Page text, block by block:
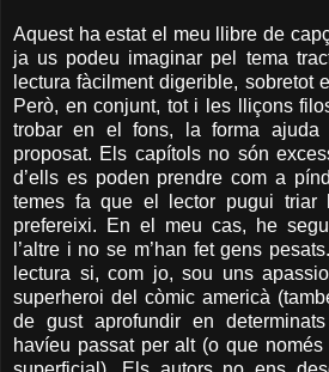
Aquest ha estat el meu llibre de
ja us podeu imaginar pel tema
lectura fàcilment digerible, sobretot
Però, en conjunt, tot i les lliçons
trobar en el fons, la forma
proposat. Els capítols no són
d’ells es poden prendre com a
temes fa que el lector pugui triar
prefereixi. En el meu cas, he
l’altre i no se m’han fet gens
lectura si, com jo, sou uns
superheroi del còmic americà
de gust aprofundir en
havíeu passat per alt (o que